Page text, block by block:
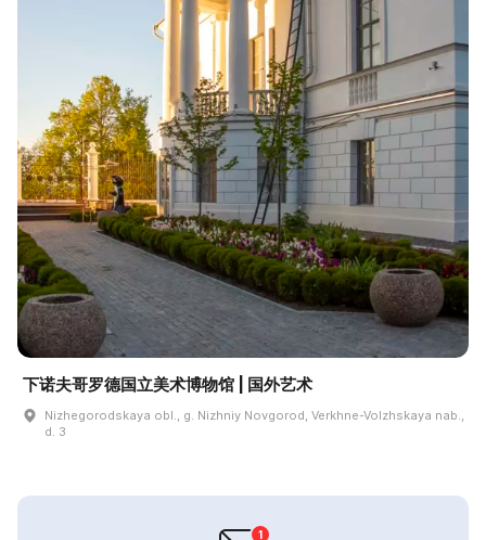
下诺夫哥罗德国立美术博物馆 | 国外艺术
Nizhegorodskaya obl., g. Nizhniy Novgorod, Verkhne-Volzhskaya nab.,
d. 3